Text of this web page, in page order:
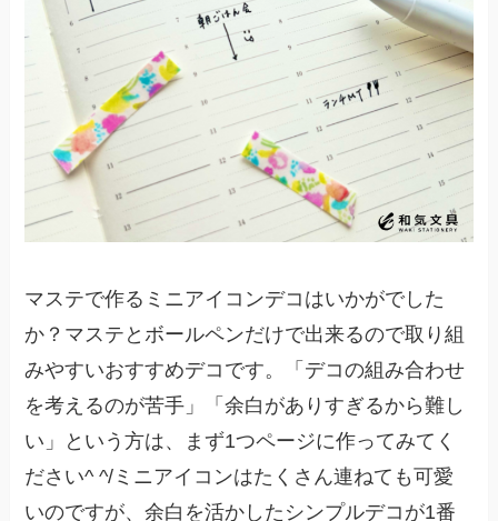
マステで作るミニアイコンデコはいかがでした
か？マステとボールペンだけで出来るので取り組
みやすいおすすめデコです。「デコの組み合わせ
を考えるのが苦手」「余白がありすぎるから難し
い」という方は、まず1つページに作ってみてく
ださい^ ^/ミニアイコンはたくさん連ねても可愛
いのですが、余白を活かしたシンプルデコが1番